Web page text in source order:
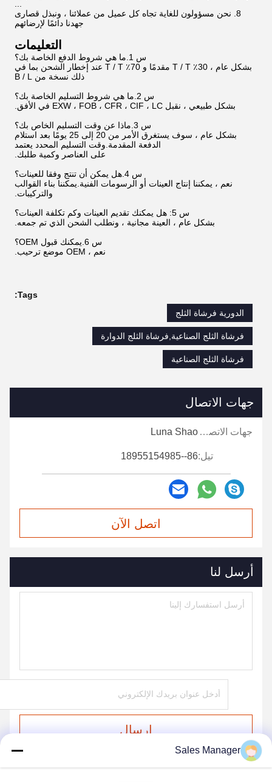
8. نحن مسؤولون للغاية تجاه كل عميل من عملائنا ، ونبذل قصارى
جهدنا دائمًا لإرضائهم
التعليمات
س 1.ما هي شروط الدفع الخاصة بك؟
بشكل عام ، 30٪ T / T مقدمًا و 70٪ T / T عند إخطار الشحن بما في
ذلك نسخة من B / L
س 2.ما هي شروط التسليم الخاصة بك؟
بشكل طبيعي ، نقبل EXW ، FOB ، CFR ، CIF ، LC في الأفق.
س 3.ماذا عن وقت التسليم الخاص بك؟
بشكل عام ، سوف يستغرق الأمر من 20 إلى 25 يومًا بعد استلام
الدفعة المقدمة.وقت التسليم المحدد يعتمد
على العناصر وكمية طلبك.
س 4.هل يمكن أن تنتج وفقا للعينات؟
نعم ، يمكننا إنتاج العينات أو الرسومات الفنية.يمكننا بناء القوالب
والتركيبات.
س 5: هل يمكنك تقديم العينات وكم تكلفة العينات؟
بشكل عام ، العينة مجانية ، ونطلب الشحن الذي تم جمعه.
س 6.يمكنك قبول OEM؟
نعم ، OEM موضع ترحيب.
Tags:
الدورية فرشاة الثلج
فرشاة الثلج الصناعية,فرشاة الثلج الدوارة
فرشاة الثلج الصناعية
جهات الاتصال
جهات الاتصال: Luna Shao
تيل:86--18955154985
اتصل الآن
أرسل لنا
إرسال
Sales Manager